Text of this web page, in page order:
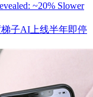
~20% Slower
子AI上线半年即停